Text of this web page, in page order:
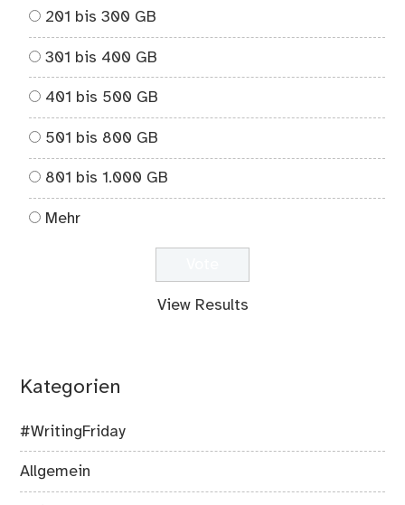
201 bis 300 GB
301 bis 400 GB
401 bis 500 GB
501 bis 800 GB
801 bis 1.000 GB
Mehr
View Results
Kategorien
#WritingFriday
Allgemein